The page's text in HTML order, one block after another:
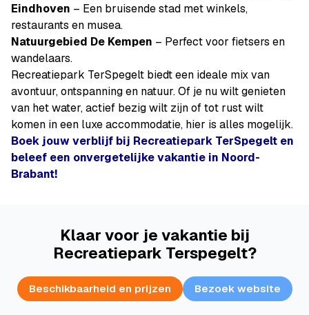
Eindhoven – Een bruisende stad met winkels,
restaurants en musea.
Natuurgebied De Kempen – Perfect voor fietsers en
wandelaars.
Recreatiepark TerSpegelt biedt een ideale mix van
avontuur, ontspanning en natuur. Of je nu wilt genieten
van het water, actief bezig wilt zijn of tot rust wilt
komen in een luxe accommodatie, hier is alles mogelijk.
Boek jouw verblijf bij Recreatiepark TerSpegelt en
beleef een onvergetelijke vakantie in Noord-
Brabant!
Klaar voor je vakantie bij
Recreatiepark Terspegelt?
Beschikbaarheid en prijzen Bezoek website